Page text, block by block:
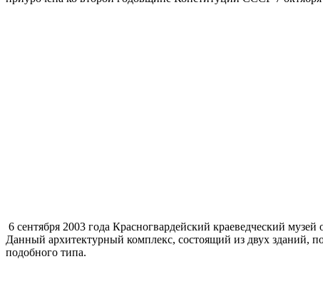
6 сентября 2003 года Красногвардейский краеведческий
Данный архитектурный комплекс, состоящий из двух зданий,
подобного типа.